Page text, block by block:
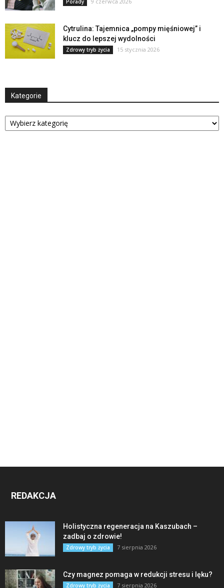
Cytrulina: Tajemnica „pompy mięśniowej” i
klucz do lepszej wydolności
Zdrowy tryb życia 15 stycznia 2026
Kategorie
Kategorie
REDAKCJA
Holistyczna regeneracja na Kaszubach –
zadbaj o zdrowie!
Zdrowy tryb życia 7 sierpnia 2026
Czy magnez pomaga w redukcji stresu i lęku?
Zdrowy tryb życia 7 sierpnia 2026